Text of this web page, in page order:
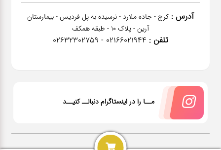
آدرس : کرج - جاده ملارد - نرسیده به پل فردیس - بیمارستان
آرین - پلاک 10 - طبقه همکف
تلفن : 02166021944 - 02632302759
مــا را در اینستاگرام دنبالــ کنیــد